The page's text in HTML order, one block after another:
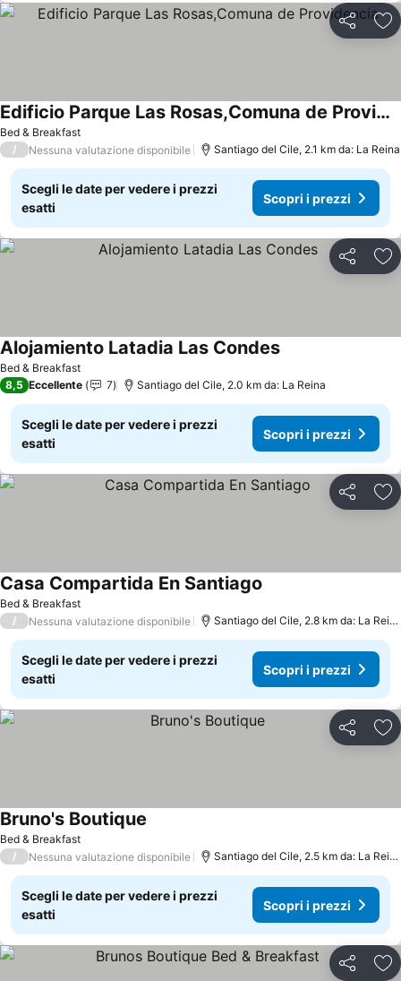
Condividi
Bed & Breakfast
Edificio Parque Las Rosas,Comuna de Providencia
/ Nessuna valutazione disponibile Santiago del Cile, 2.1 km da: La Reina
Scegli le date per vedere i prezzi
esatti
Scopri i prezzi
Condividi
Bed & Breakfast
Alojamiento Latadia Las Condes
8,5 Eccellente 7 Santiago del Cile, 2.0 km da: La Reina
Scegli le date per vedere i prezzi
esatti
Scopri i prezzi
Condividi
Bed & Breakfast
Casa Compartida En Santiago
/ Nessuna valutazione disponibile Santiago del Cile, 2.8 km da: La Reina
Scegli le date per vedere i prezzi
esatti
Scopri i prezzi
Condividi
Bed & Breakfast
Bruno's Boutique
/ Nessuna valutazione disponibile Santiago del Cile, 2.5 km da: La Reina
Scegli le date per vedere i prezzi
esatti
Scopri i prezzi
Condividi